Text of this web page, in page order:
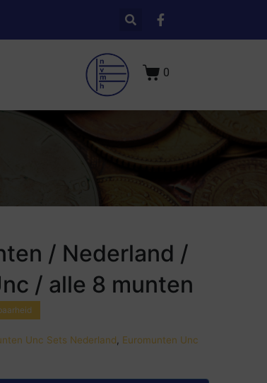
0
/ Nederland /
/ alle 8 munten
Unc Sets Nederland
Euromunten Unc